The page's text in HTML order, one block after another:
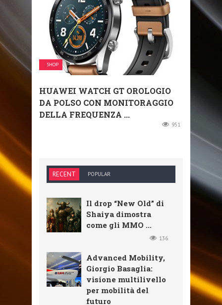
SHOP
HUAWEI WATCH GT OROLOGIO
DA POLSO CON MONITORAGGIO
DELLA FREQUENZA ...
951
RECENT POPULAR
Il drop “New Old” di
Shaiya dimostra
come gli MMO ...
136
Advanced Mobility,
Giorgio Basaglia:
visione multilivello
per mobilità del
futuro